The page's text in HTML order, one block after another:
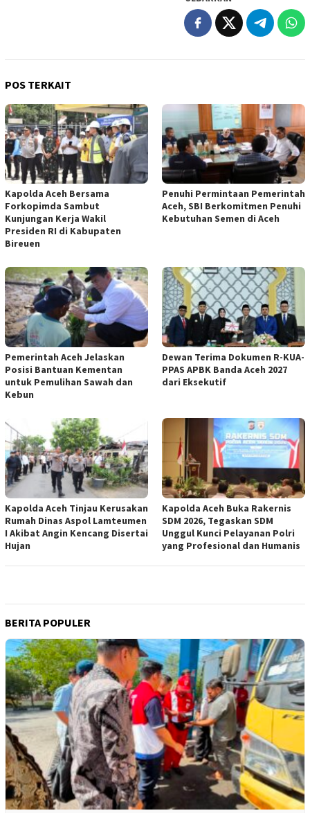
POS TERKAIT
Kapolda Aceh Bersama
Forkopimda Sambut
Kunjungan Kerja Wakil
Presiden RI di Kabupaten
Bireuen
Penuhi Permintaan Pemerintah
Aceh, SBI Berkomitmen Penuhi
Kebutuhan Semen di Aceh
Pemerintah Aceh Jelaskan
Posisi Bantuan Kementan
untuk Pemulihan Sawah dan
Kebun
Dewan Terima Dokumen R-KUA-
PPAS APBK Banda Aceh 2027
dari Eksekutif
Kapolda Aceh Tinjau Kerusakan
Rumah Dinas Aspol Lamteumen
I Akibat Angin Kencang Disertai
Hujan
Kapolda Aceh Buka Rakernis
SDM 2026, Tegaskan SDM
Unggul Kunci Pelayanan Polri
yang Profesional dan Humanis
BERITA POPULER